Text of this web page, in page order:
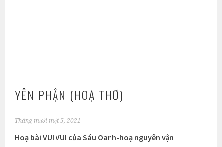
YÊN PHẬN (HOẠ THƠ)
Tháng mười một 5, 2021
Hoạ bài VUI VUI của Sáu Oanh-hoạ nguyên vận